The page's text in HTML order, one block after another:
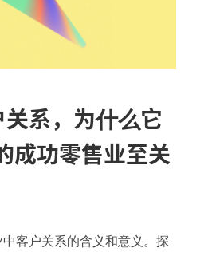
系，为什么它
成功零售业至关
客户关系的含义和意义。探